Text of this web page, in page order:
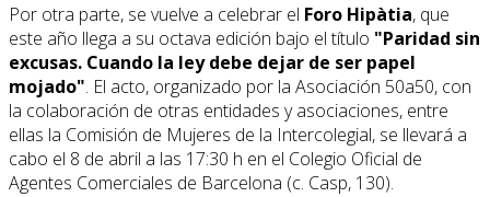
Por otra parte, se vuelve a celebrar el Foro Hipàtia, que
este año llega a su octava edición bajo el título "Paridad sin
excusas. Cuando la ley debe dejar de ser papel
mojado". El acto, organizado por la Asociación 50a50, con
la colaboración de otras entidades y asociaciones, entre
ellas la Comisión de Mujeres de la Intercolegial, se llevará a
cabo el 8 de abril a las 17:30 h en el Colegio Oficial de
Agentes Comerciales de Barcelona (c. Casp, 130).